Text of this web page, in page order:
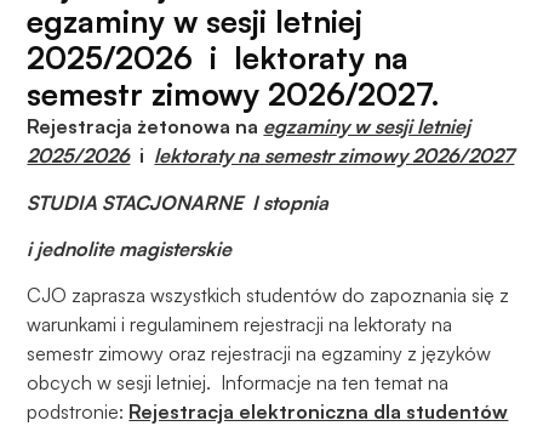
egzaminy w sesji letniej
2025/2026 i lektoraty na
semestr zimowy 2026/2027.
Rejestracja żetonowa na egzaminy w sesji letniej
2025/2026i lektoraty na semestr zimowy 2026/2027
STUDIA STACJONARNE I stopnia
i jednolite magisterskie
CJO zaprasza wszystkich studentów do zapoznania się z
warunkami i regulaminem rejestracji na lektoraty na
semestr zimowy oraz rejestracji na egzaminy z języków
obcych w sesji letniej. Informacje na ten temat na
podstronie: Rejestracja elektroniczna dla studentów
Doświadczenie
Aby nasza
strona
internetowa
działała jak
podczas
te pliki cookie,
niektóre funkcje
znikną ze strony
internetowej.